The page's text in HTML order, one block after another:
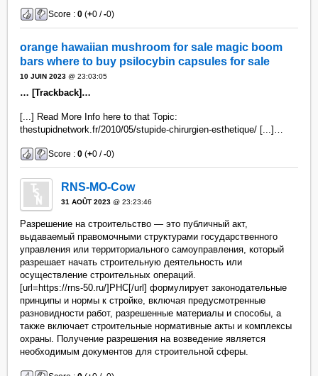
Score :0 (+0 /-0)
orange hawaiian mushroom for sale magic boom
bars where to buy psilocybin capsules for sale
10 JUIN 2023 @ 23:03:05
… [Trackback]…
[...] Read More Info here to that Topic:
thestupidnetwork.fr/2010/05/stupide-chirurgien-esthetique/ [...]…
Score :0 (+0 /-0)
RNS-MO-Cow
31 AOÛT 2023 @ 23:23:46
Разрешение на строительство — это публичный акт,
выдаваемый правомочными структурами государственного
управления или территориального самоуправления, который
разрешает начать строительную деятельность или
осуществление строительных операций.
[url=https://rns-50.ru/]РНС[/url] формулирует законодательные
принципы и нормы к стройке, включая предусмотренные
разновидности работ, разрешенные материалы и способы, а
также включает строительные нормативные акты и комплексы
охраны. Получение разрешения на возведение является
необходимым документов для строительной сферы.